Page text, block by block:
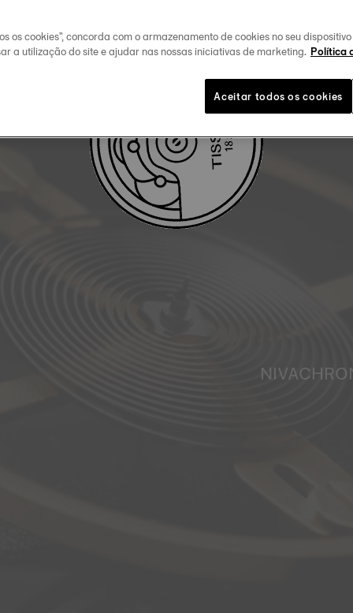
os cookies", concorda com o armazenamento de cookies no seu
a utilização do site e ajudar nas nossas iniciativas de marketing. Política
Aceitar todos os cookies